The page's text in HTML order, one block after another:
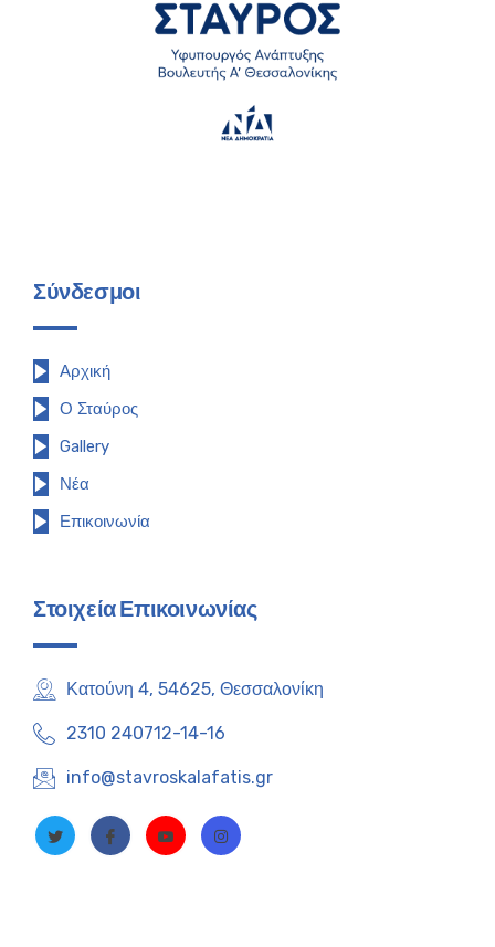
Σύνδεσμοι
Αρχική
Ο Σταύρος
Gallery
Νέα
Επικοινωνία
Στοιχεία Επικοινωνίας
Κατούνη 4, 54625, Θεσσαλονίκη
2310 240712-14-16
info@stavroskalafatis.gr